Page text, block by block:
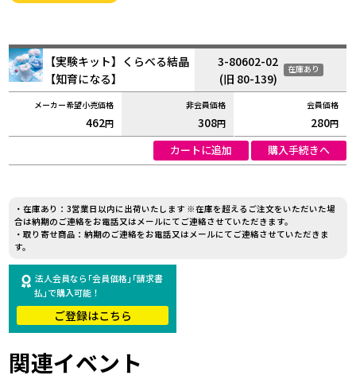
【実験キット】くらべる結晶
【知育になる】
3-80602-02
(旧 80-139)
在庫あり
462円 308円 280円
カートに追加 購入手続きへ
・在庫あり：3営業日以内に出荷いたします ※在庫を超えるご注文をいただいた場
合は納期のご連絡をお電話又はメールにてご連絡させていただきます。
・取り寄せ商品：納期のご連絡をお電話又はメールにてご連絡させていただきま
す。
法人会員なら｢会員価格｣｢請求書
払｣で購入可能！
ご登録はこちら
関連イベント